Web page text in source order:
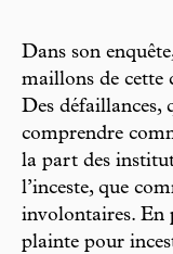
Dans son
maillons de cette
Des défaillances,
comprendre
la part des
l’inceste, que
involontaires. En
plainte pour